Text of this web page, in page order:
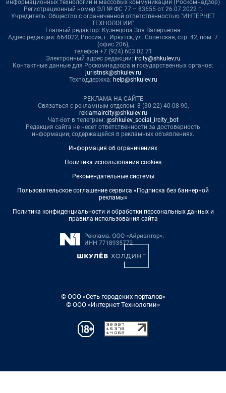
информационных технологий и массовых коммуникаций (Роскомнадзор)
Регистрационный номер ЭЛ № ФС 77 – 83655 от 26.07.2022 г.
Учредитель: Общество с ограниченной ответственностью "ИНТЕРНЕТ
ТЕХНОЛОГИИ"
Главный редактор: Кузнецова Зоя Валерьевна
Адрес редакции: 664022, Россия, г. Иркутск, ул. Советская, стр. 42, пом. 7
(офис 206),
телефон +7 (924) 603 02 71
Электронный адрес редакции: ircity@shkulev.ru
Контактные данные для Роскомнадзора и государственных органов:
juristnsk@shkulev.ru
Техподдержка: help@shkulev.ru
РЕКЛАМА НА САЙТЕ
Связаться с рекламным отделом: 8 (30-22) 40-08-90,
reklamaircity@shkulev.ru
Чат-бот в телеграм: @shkulev_social_ircity_bot
Редакция сайта не несет ответственности за достоверность
информации, содержащейся в рекламных объявлениях.
Информация об ограничениях
Политика использования cookies
Рекомендательные системы
Пользовательское соглашение сервиса «Подписка без баннерной
рекламы»
Политика конфиденциальности и обработки персональных данных и
правила использования сайта
© ООО «Сеть городских порталов»
© ООО «Интернет Технологии»